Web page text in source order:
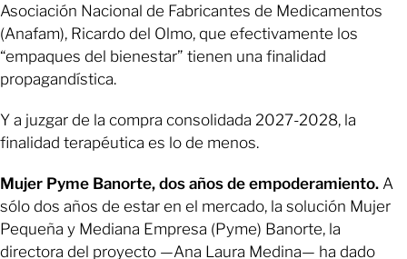
Asociación Nacional de Fabricantes de Medicamentos
(Anafam), Ricardo del Olmo, que efectivamente los
“empaques del bienestar” tienen una finalidad
propagandística.
Y a juzgar de la compra consolidada 2027-2028, la
finalidad terapéutica es lo de menos.
Mujer Pyme Banorte, dos años de empoderamiento. A
sólo dos años de estar en el mercado, la solución Mujer
Pequeña y Mediana Empresa (Pyme) Banorte, la
directora del proyecto —Ana Laura Medina— ha dado